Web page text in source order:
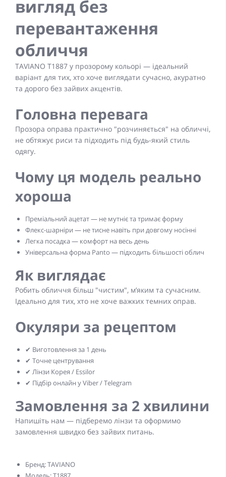
вигляд без
перевантаження
обличчя
TAVIANO T1887 у прозорому кольорі — ідеальний
варіант для тих, хто хоче виглядати сучасно, акуратно
та дорого без зайвих акцентів.
Головна перевага
Прозора оправа практично "розчиняється" на обличчі,
не обтяжує риси та підходить під будь-який стиль
одягу.
Чому ця модель реально
хороша
Преміальний ацетат — не мутніє та тримає форму
Флекс-шарніри — не тисне навіть при довгому носінні
Легка посадка — комфорт на весь день
Універсальна форма Panto — підходить більшості облич
Як виглядає
Робить обличчя більш "чистим", м’яким та сучасним.
Ідеально для тих, хто не хоче важких темних оправ.
Окуляри за рецептом
✔ Виготовлення за 1 день
✔ Точне центрування
✔ Лінзи Корея / Essilor
✔ Підбір онлайн у Viber / Telegram
Замовлення за 2 хвилини
Напишіть нам — підберемо лінзи та оформимо
замовлення швидко без зайвих питань.
Бренд: TAVIANO